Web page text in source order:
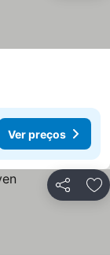
Ver preços
Partilhar